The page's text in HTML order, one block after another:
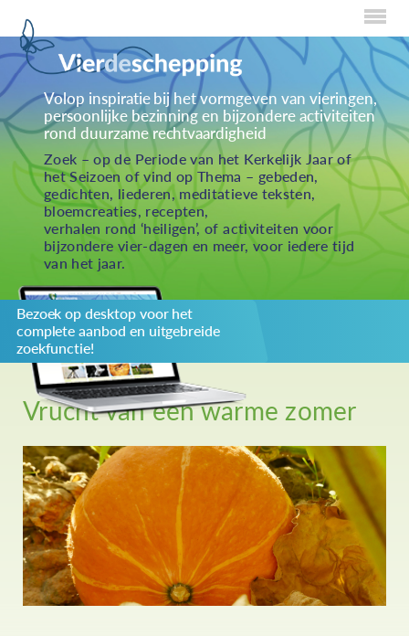
Home
Over Creaties
Over Vieren
Over Eten
Over Activiteiten
Inzenden
Over ons
Privacybeleid
Redactiestatuut
log in
Volop inspiratie bij het vormgeven van vieringen,
persoonlijke bezinning en bijzondere activiteiten
rond duurzame rechtvaardigheid
Zoek – op de Periode van het Kerkelijk Jaar of
het Seizoen of vind op Thema – gebeden,
gedichten, liederen, meditatieve teksten,
bloemcreaties, recepten,
verhalen rond ‘heiligen’, of activiteiten voor
bijzondere vier-dagen en meer, voor iedere tijd
van het jaar.
Bezoek op desktop voor het
complete aanbod en uitgebreide
zoekfunctie!
Vrucht van een warme zomer